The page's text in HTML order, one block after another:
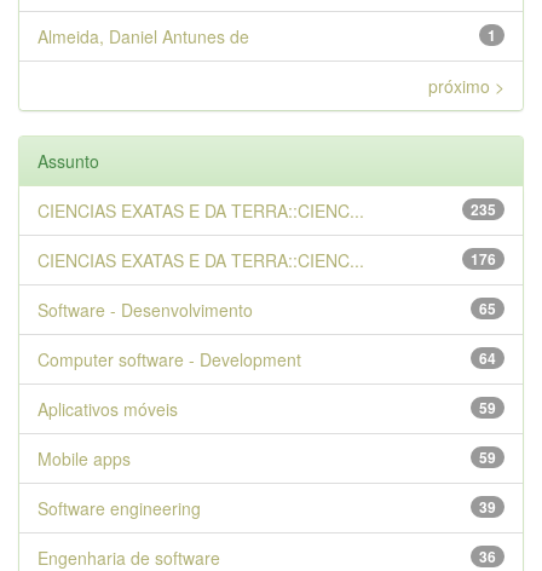
1
Almeida, Daniel Antunes de
próximo >
Assunto
235
CIENCIAS EXATAS E DA TERRA::CIENC...
176
CIENCIAS EXATAS E DA TERRA::CIENC...
65
Software - Desenvolvimento
64
Computer software - Development
59
Aplicativos móveis
59
Mobile apps
39
Software engineering
36
Engenharia de software